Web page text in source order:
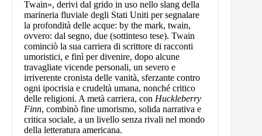
Twain», derivi dal grido in uso nello slang della
marineria fluviale degli Stati Uniti per segnalare
la profondità delle acque: by the mark, twain,
ovvero: dal segno, due (sottinteso tese). Twain
cominciò la sua carriera di scrittore di racconti
umoristici, e finì per divenire, dopo alcune
travagliate vicende personali, un severo e
irriverente cronista delle vanità, sferzante contro
ogni ipocrisia e crudeltà umana, nonché critico
delle religioni. A metà carriera, con Huckleberry
Finn, combinò fine umorismo, solida narrativa e
critica sociale, a un livello senza rivali nel mondo
della letteratura americana.